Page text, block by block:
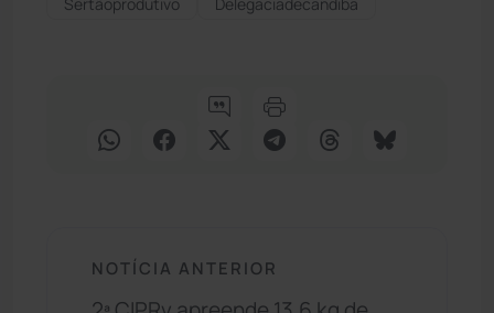
NOTÍCIA ANTERIOR